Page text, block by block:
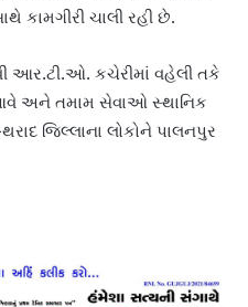
કામગીરી ચાલી રહી છે.
આર.ટી.ઓ. કચેરીમાં વહેલી તકે
અને તમામ સેવાઓ સ્થાનિક
જિલ્લાના લોકોને પાલનપુર